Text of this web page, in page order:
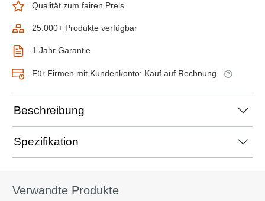
Qualität zum fairen Preis
25.000+ Produkte verfügbar
1 Jahr Garantie
Für Firmen mit Kundenkonto: Kauf auf Rechnung
Beschreibung
Spezifikation
Verwandte Produkte